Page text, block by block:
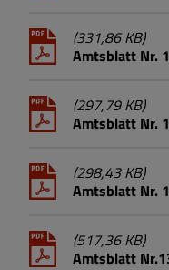
(331,86 KB)
Amtsblatt Nr.
(297,79 KB)
Amtsblatt Nr.
(298,43 KB)
Amtsblatt Nr.
(517,36 KB)
Amtsblatt